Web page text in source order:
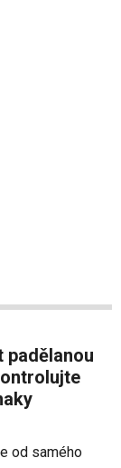
od samého